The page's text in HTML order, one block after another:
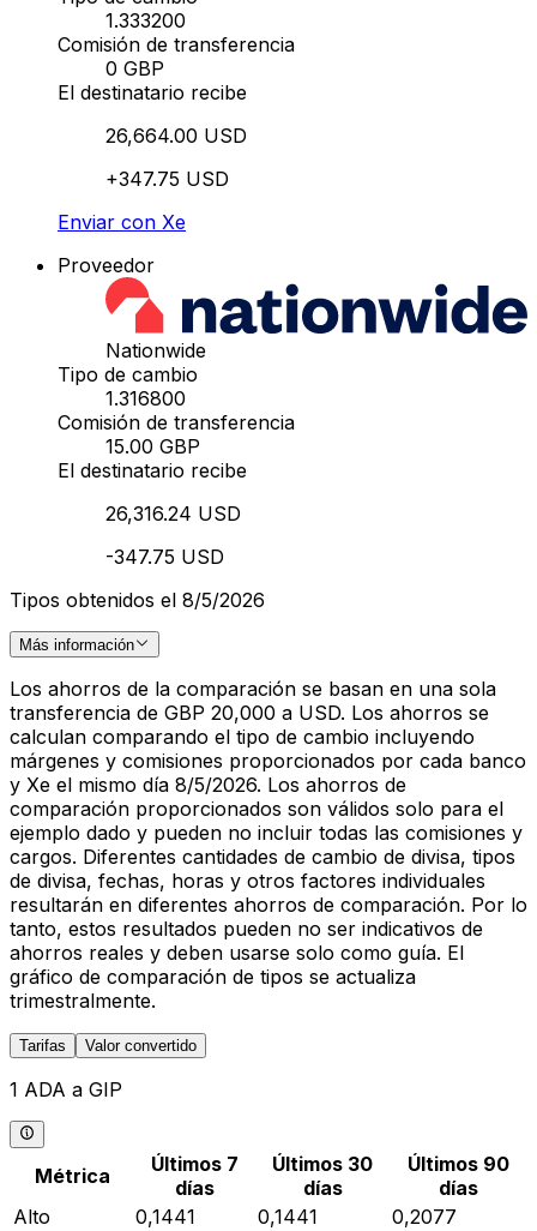
1.333200
Comisión de transferencia
0 GBP
El destinatario recibe
26,664.00 USD
+347.75 USD
Enviar con Xe
Proveedor
Nationwide
Tipo de cambio
1.316800
Comisión de transferencia
15.00 GBP
El destinatario recibe
26,316.24 USD
-347.75 USD
Tipos obtenidos el 8/5/2026
Más información
Los ahorros de la comparación se basan en una sola
transferencia de GBP 20,000 a USD. Los ahorros se
calculan comparando el tipo de cambio incluyendo
márgenes y comisiones proporcionados por cada banco
y Xe el mismo día 8/5/2026. Los ahorros de
comparación proporcionados son válidos solo para el
ejemplo dado y pueden no incluir todas las comisiones y
cargos. Diferentes cantidades de cambio de divisa, tipos
de divisa, fechas, horas y otros factores individuales
resultarán en diferentes ahorros de comparación. Por lo
tanto, estos resultados pueden no ser indicativos de
ahorros reales y deben usarse solo como guía. El
gráfico de comparación de tipos se actualiza
trimestralmente.
Tarifas Valor convertido
1 ADA a GIP
Métrica
Últimos 7
días
Últimos 30
días
Últimos 90
días
Alto
0,1441 0,1441
0,2077